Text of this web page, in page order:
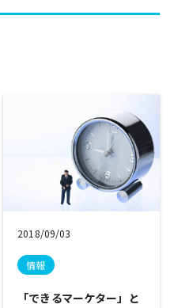
2018/09/03
情報
「できるマーケター」と